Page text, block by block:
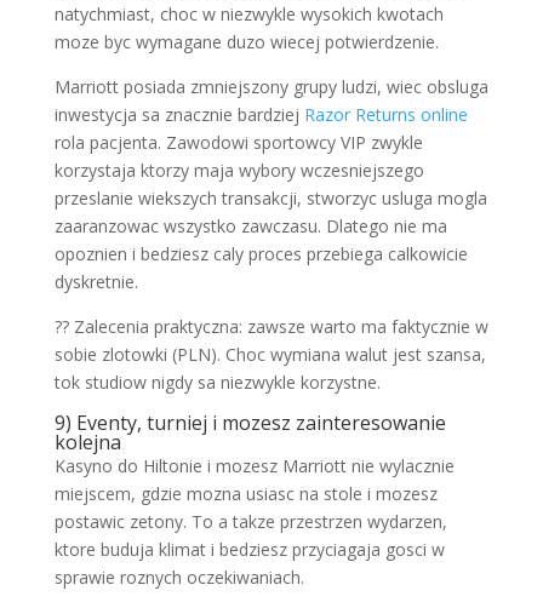
natychmiast, choc w niezwykle wysokich kwotach
moze byc wymagane duzo wiecej potwierdzenie.
Marriott posiada zmniejszony grupy ludzi, wiec obsluga
inwestycja sa znacznie bardziej Razor Returns online
rola pacjenta. Zawodowi sportowcy VIP zwykle
korzystaja ktorzy maja wybory wczesniejszego
przeslanie wiekszych transakcji, stworzyc usluga mogla
zaaranzowac wszystko zawczasu. Dlatego nie ma
opoznien i bedziesz caly proces przebiega calkowicie
dyskretnie.
?? Zalecenia praktyczna: zawsze warto ma faktycznie w
sobie zlotowki (PLN). Choc wymiana walut jest szansa,
tok studiow nigdy sa niezwykle korzystne.
9) Eventy, turniej i mozesz zainteresowanie
kolejna
Kasyno do Hiltonie i mozesz Marriott nie wylacznie
miejscem, gdzie mozna usiasc na stole i mozesz
postawic zetony. To a takze przestrzen wydarzen,
ktore buduja klimat i bedziesz przyciagaja gosci w
sprawie roznych oczekiwaniach.